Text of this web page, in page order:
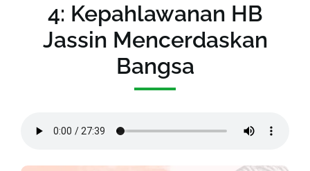
4: Kepahlawanan HB
Jassin Mencerdaskan
Bangsa